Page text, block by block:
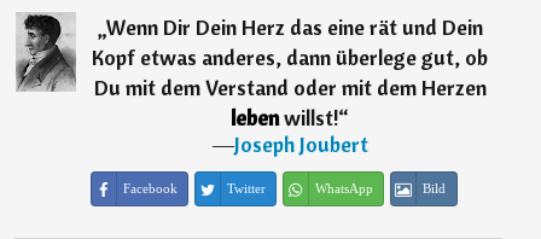
„Wenn Dir Dein Herz das eine rät und Dein
Kopf etwas anderes, dann überlege gut, ob
Du mit dem Verstand oder mit dem Herzen
lebenwillst!“
―Joseph Joubert
Facebook Twitter WhatsApp Bild